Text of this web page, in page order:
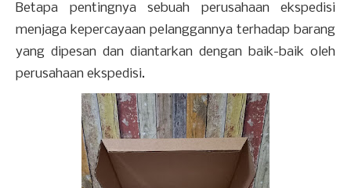
Betapa pentingnya sebuah perusahaan ekspedisi
menjaga kepercayaan pelanggannya terhadap barang
yang dipesan dan diantarkan dengan baik-baik oleh
perusahaan ekspedisi.